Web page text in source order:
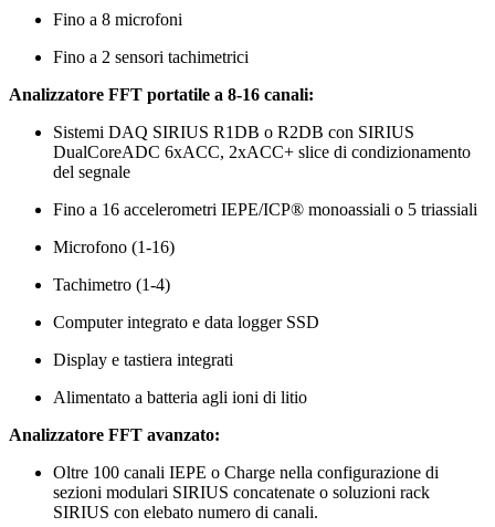
Fino a 8 microfoni
Fino a 2 sensori tachimetrici
Analizzatore FFT portatile a 8-16 canali:
Sistemi DAQ SIRIUS R1DB o R2DB con SIRIUS
DualCoreADC 6xACC, 2xACC+ slice di condizionamento
del segnale
Fino a 16 accelerometri IEPE/ICP® monoassiali o 5 triassiali
Microfono (1-16)
Tachimetro (1-4)
Computer integrato e data logger SSD
Display e tastiera integrati
Alimentato a batteria agli ioni di litio
Analizzatore FFT avanzato:
Oltre 100 canali IEPE o Charge nella configurazione di
sezioni modulari SIRIUS concatenate o soluzioni rack
SIRIUS con elebato numero di canali.